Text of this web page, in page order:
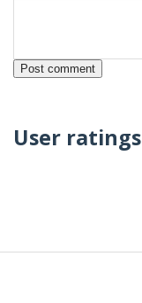
User ratings